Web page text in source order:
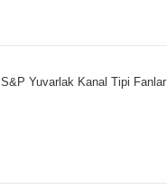
S&P Yuvarlak Kanal Tipi Fanlar